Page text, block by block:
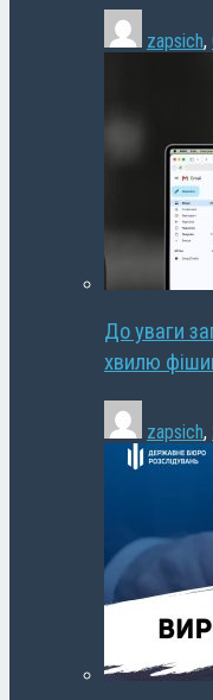
zapsich,
До уваги
хвилю
zapsich,